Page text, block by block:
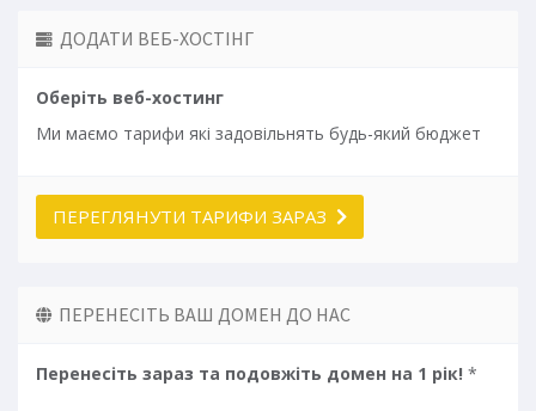
ДОДАТИ ВЕБ-ХОСТІНГ
Оберіть веб-хостинг
Ми маємо тарифи які задовільнять будь-який бюджет
ПЕРЕГЛЯНУТИ ТАРИФИ ЗАРАЗ
ПЕРЕНЕСІТЬ ВАШ ДОМЕН ДО НАС
Перенесіть зараз та подовжіть домен на 1 рік! *